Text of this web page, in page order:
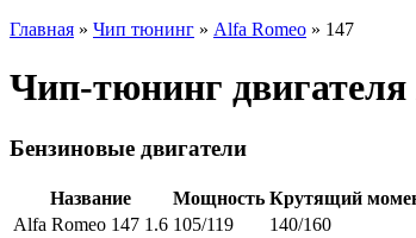
Главная » Чип тюнинг » Alfa Romeo » 147
Чип-тюнинг
Бензиновые двигатели
Название Мощность Крутящий
Alfa Romeo 147 1.6 105/119 140/160